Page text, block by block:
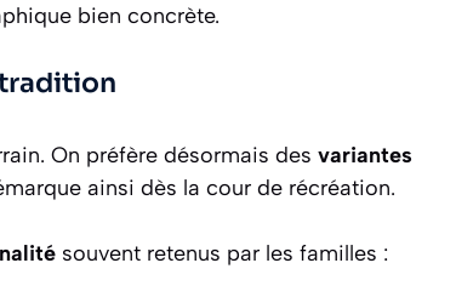
bien concrète.
On préfère désormais des variantes
ainsi dès la cour de récréation.
souvent retenus par les familles :